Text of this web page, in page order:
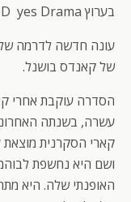
בערוץ HD yes Drama וב– yes VOD
של קאנדס בושנל.
הסדרה עוקבת אחרי
עשרה, בשנתה האחרונה
קארי הסקרנית מוצאת
ושם היא נחשפת
האופנתי שלה. היא